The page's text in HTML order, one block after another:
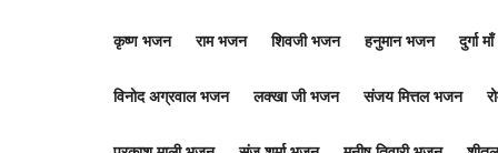
कृष्ण भजन राम भजन शिवजी भजन हनुमान भजन दुर्गा
विनोद अग्रवाल भजन लक्खा जी भजन संजय मित्तल भजन